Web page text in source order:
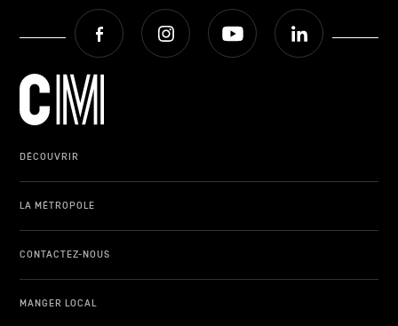
Facebook Instagram Youtube
DÉCOUVRIR
LA MÉTROPOLE
CONTACTEZ-NOUS
MANGER LOCAL